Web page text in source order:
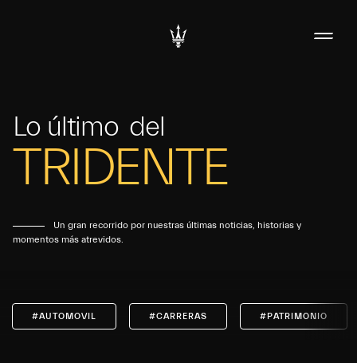
Lo último del
TRIDENTE
Un gran recorrido por nuestras últimas noticias, historias y
momentos más atrevidos.
#AUTOMOVIL #CARRERAS #PATRIMONIO